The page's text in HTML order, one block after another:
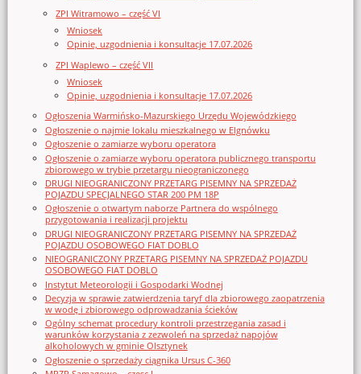
ZPI Witramowo – część VI
Wniosek
Opinie, uzgodnienia i konsultacje 17.07.2026
ZPI Waplewo – część VII
Wniosek
Opinie, uzgodnienia i konsultacje 17.07.2026
Ogłoszenia Warmińsko-Mazurskiego Urzędu Wojewódzkiego
Ogłoszenie o najmie lokalu mieszkalnego w Elgnówku
Ogłoszenie o zamiarze wyboru operatora
Ogłoszenie o zamiarze wyboru operatora publicznego transportu
zbiorowego w trybie przetargu nieograniczonego
DRUGI NIEOGRANICZONY PRZETARG PISEMNY NA SPRZEDAŻ
POJAZDU SPECJALNEGO STAR 200 PM 18P
Ogłoszenie o otwartym naborze Partnera do wspólnego
przygotowania i realizacji projektu
DRUGI NIEOGRANICZONY PRZETARG PISEMNY NA SPRZEDAŻ
POJAZDU OSOBOWEGO FIAT DOBLO
NIEOGRANICZONY PRZETARG PISEMNY NA SPRZEDAŻ POJAZDU
OSOBOWEGO FIAT DOBLO
Instytut Meteorologii i Gospodarki Wodnej
Decyzja w sprawie zatwierdzenia taryf dla zbiorowego zaopatrzenia
w wodę i zbiorowego odprowadzania ścieków
Ogólny schemat procedury kontroli przestrzegania zasad i
warunków korzystania z zezwoleń na sprzedaż napojów
alkoholowych w gminie Olsztynek
Ogłoszenie o sprzedaży ciągnika Ursus C-360